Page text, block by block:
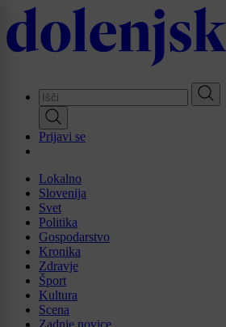
Skip
to
main
Prijavi se
Lokalno
Slovenija
Svet
Politika
Gospodarstvo
Kronika
Zdravje
Šport
Kultura
Scena
Zadnje novice